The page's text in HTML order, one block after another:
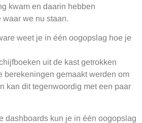
kwam en daarin hebben
we nu staan.
weet je in één oogopslag hoe je
uit de kast getrokken
berekeningen gemaakt werden om
kan dit tegenwoordig met een paar
dashboards kun je in één oogopslag